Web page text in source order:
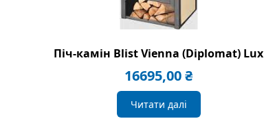
Піч-камін Blist Vienna (Diplomat) Lux
16695,00₴
Читати далі